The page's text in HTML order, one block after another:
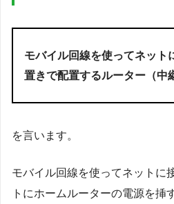
モバイル回線を使ってネット
置きで配置するルーター（中
を言います。
モバイル回線を使ってネットに
トにホームルーターの電源を挿